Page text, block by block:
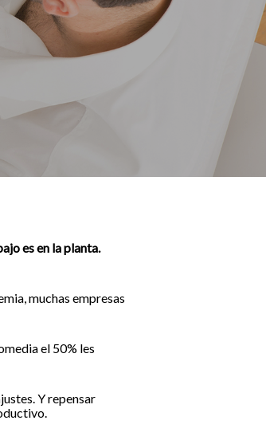
es en la planta.
muchas empresas
el 50% les
Y repensar